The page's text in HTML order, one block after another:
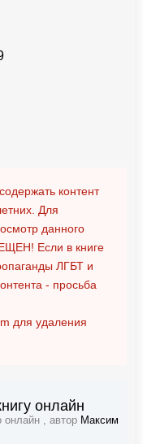
контент
Для
данного
Если в книге
ЛГБТ и
- просьба
для удаления
онлайн
онлайн , автор Максим